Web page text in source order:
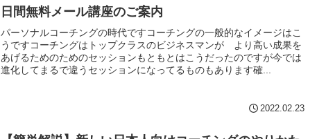
日間無料メール講座のご案内
パーソナルコーチングの時代ですコーチングの一般的なイメージはこ
うですコーチングはトップクラスのビジネスマンが より高い成果を
あげるためのためのセッションもともとはこうだったのですが今では
進化してまるで違うセッションになってるものもあります確...
2022.02.23